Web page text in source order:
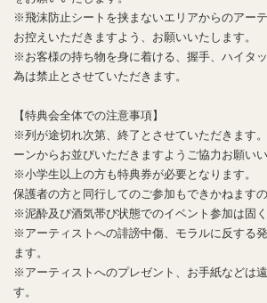
※飛沫防止シートを挟まないエリアからのアー
お控えいただきますよう、お願いいたします。
※お客様の持ち物を身に着ける、握手、ハイタ
為は禁止とさせていただきます。
【特典会全体での注意事項】
※列が途切れ次第、終了とさせていただきます
ーンからお並びいただきますようご協力お願いい
※小学生以上の方も特典券が必要となります。
保護者の方と同行してのご参加もできかねます
※泥酔及び酒気帯び状態でのイベント参加は固く
※アーティストへの誹謗中傷、モラルに反する
ます。
※アーティストへのプレゼント、お手紙などは
す。